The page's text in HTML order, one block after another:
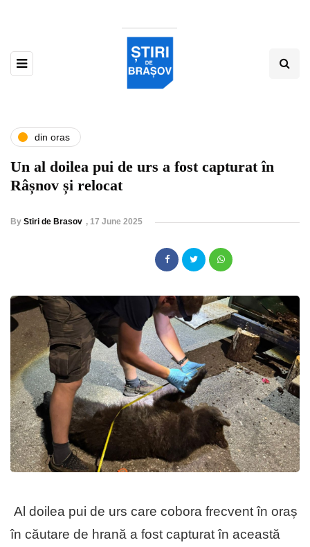
din oras
Un al doilea pui de urs a fost capturat în
Râșnov și relocat
By Stiri de Brasov , 17 June 2025
Al doilea pui de urs care cobora frecvent în oraș
în căutare de hrană a fost capturat în această